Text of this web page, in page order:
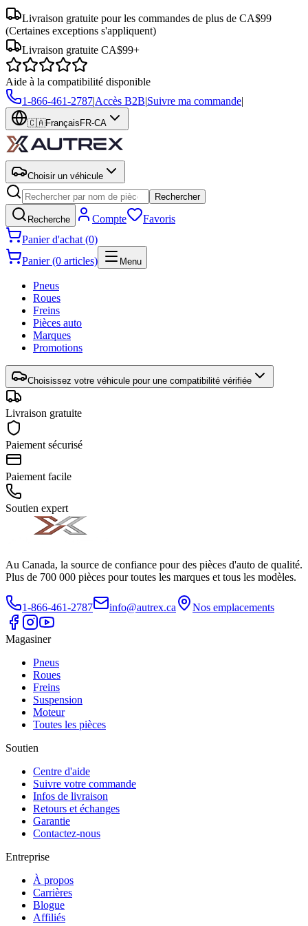
Livraison gratuite pour les commandes de plus de CA$99
(Certaines exceptions s'appliquent)
Livraison gratuite CA$99+
Aide à la compatibilité disponible
1-866-461-2787|Accès B2B|Suivre ma commande|
🇨🇦Français FR-CA
Choisir un véhicule
Rechercher
Recherche Compte
Favoris
Panier d'achat (0)
Panier (0 articles)
Menu
Pneus
Roues
Freins
Pièces auto
Marques
Promotions
Choisissez votre véhicule pour une compatibilité vérifiée
Livraison gratuite
Paiement sécurisé
Paiement facile
Soutien expert
Au Canada, la source de confiance pour des pièces d'auto de qualité.
Plus de 700 000 pièces pour toutes les marques et tous les modèles.
1-866-461-2787 info@autrex.ca Nos emplacements
Magasiner
Pneus
Roues
Freins
Suspension
Moteur
Toutes les pièces
Soutien
Centre d'aide
Suivre votre commande
Infos de livraison
Retours et échanges
Garantie
Contactez-nous
Entreprise
À propos
Carrières
Blogue
Affiliés